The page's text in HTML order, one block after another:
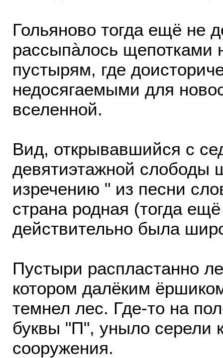
Гольяново тогда ещё не
рассыпàлось щепотками
пустырям, где
недосягаемыми для
вселенной.
Вид, открывавшийся с
девятиэтажной слободы
изречению " из песни
страна родная (тогда
действительно была
Пустыри распластанно
котором далёким
темнел лес. Где-то на
буквы "П", уныло серели
сооружения.